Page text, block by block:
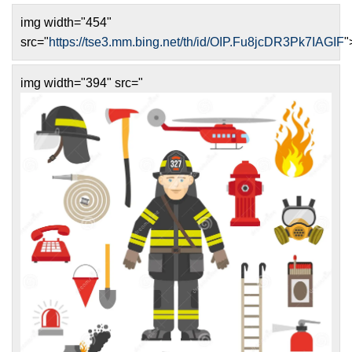
img width="454"
src="https://tse3.mm.bing.net/th/id/OIP.Fu8jcDR3Pk7IAGIF
img width="394" src="